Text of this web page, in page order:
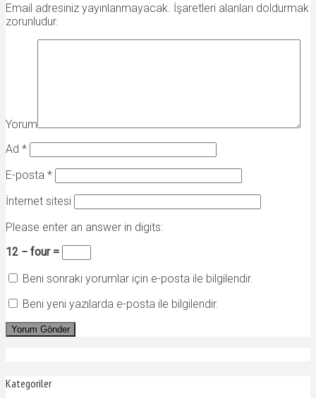
Email adresiniz yayınlanmayacak. İşaretleri alanları doldurmak
zorunludur.
Yorum
Ad *
E-posta *
İnternet sitesi
Please enter an answer in digits:
12 − four =
Beni sonraki yorumlar için e-posta ile bilgilendir.
Beni yeni yazılarda e-posta ile bilgilendir.
Kategoriler